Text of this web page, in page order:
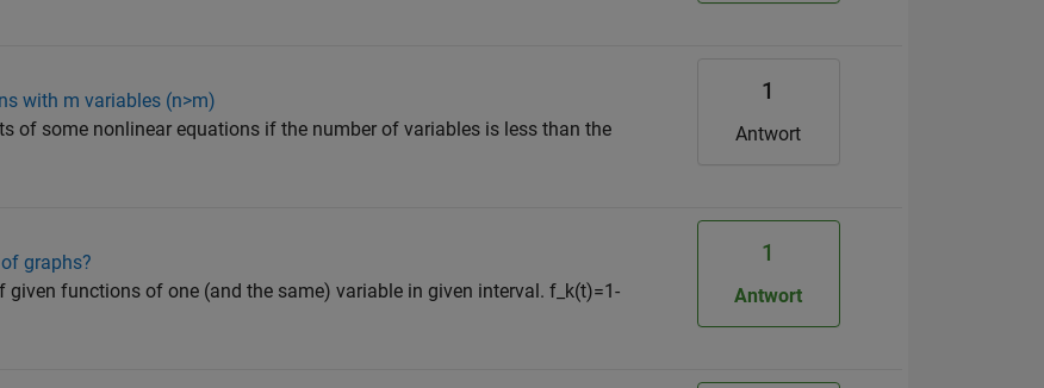
with m variables (n>m)
of some nonlinear equations if the number of variables is less than the
1
Antwort
graphs?
given functions of one (and the same) variable in given interval. f_k(t)=1-
1
Antwort